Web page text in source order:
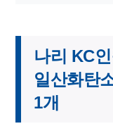
나리 KC
일산화탄
1개